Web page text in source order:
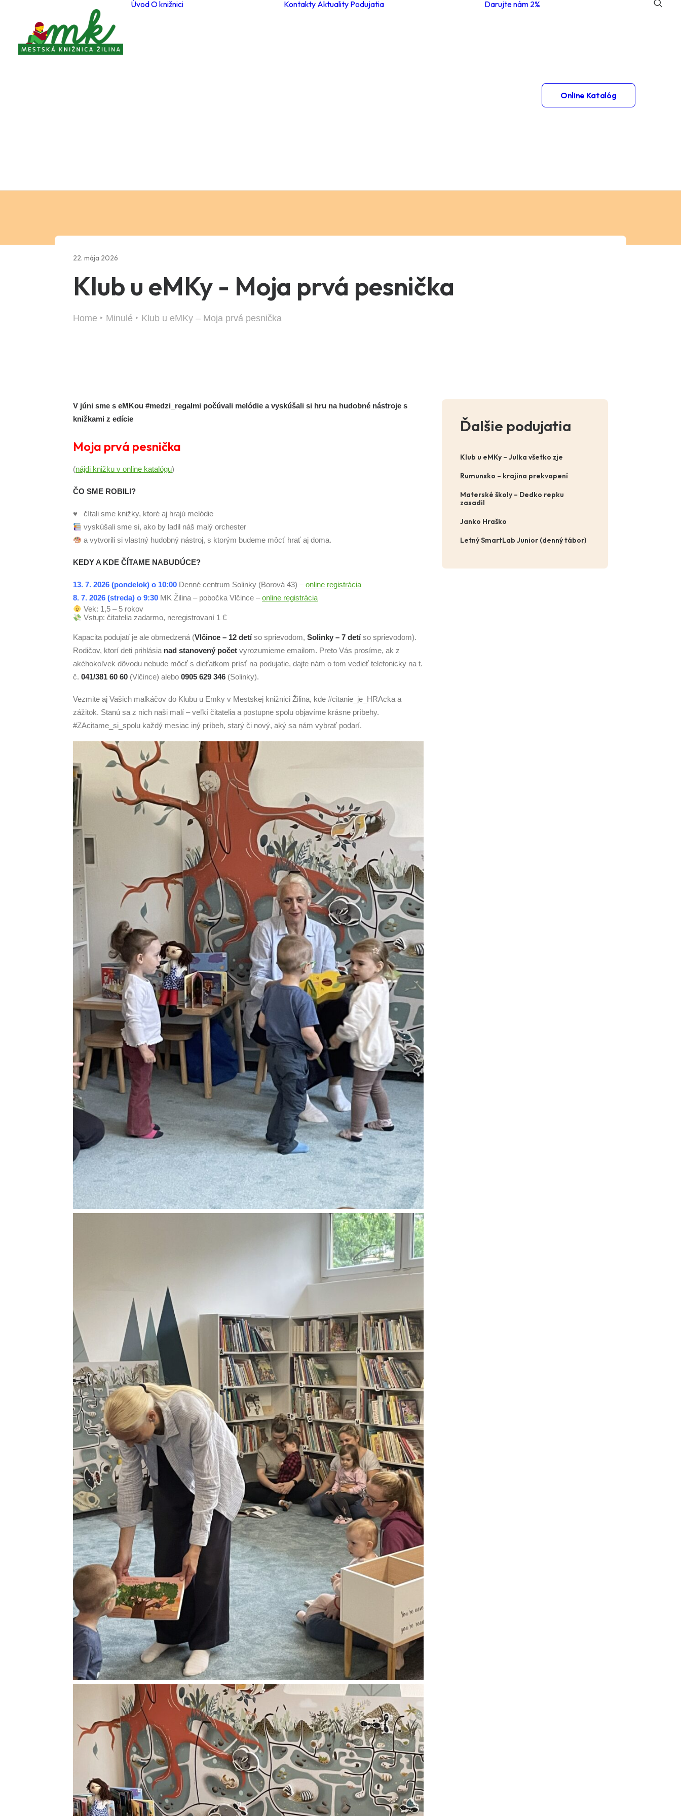
ÚvodO knižnici Kontakty Aktuality Podujatia Darujte nám 2%
Online Katalóg
22. mája 2026
Klub u eMKy - Moja prvá pesnička
Home Minulé Klub u eMKy – Moja prvá pesnička
V júni sme s eMKou #medzi_regalmi počúvali melódie a vyskúšali si hru na hudobné nástroje s
knižkami z edície
Moja prvá pesnička
(nájdi knižku v online katalógu)
ČO SME ROBILI?
♥ čítali sme knižky, ktoré aj hrajú melódie
vyskúšali sme si, ako by ladil náš malý orchester
a vytvorili si vlastný hudobný nástroj, s ktorým budeme môcť hrať aj doma.
KEDY A KDE ČÍTAME NABUDÚCE?
13. 7. 2026 (pondelok) o 10:00 Denné centrum Solinky (Borová 43) –online registrácia
8. 7. 2026 (streda) o 9:30 MK Žilina – pobočka Vlčince –online registrácia
Vek: 1,5 – 5 rokov
Vstup: čitatelia zadarmo, neregistrovaní 1 €
Kapacita podujatí je ale obmedzená (Vlčince – 12 detíso sprievodom, Solinky – 7 detíso sprievodom).
Rodičov, ktorí deti prihlásia nad stanovený počet vyrozumieme emailom. Preto Vás prosíme, ak z
akéhokoľvek dôvodu nebude môcť s dieťatkom prísť na podujatie, dajte nám o tom vedieť telefonicky na t.
č. 041/381 60 60 (Vlčince) alebo 0905 629 346 (Solinky).
Vezmite aj Vašich malkáčov do Klubu u Emky v Mestskej knižnici Žilina, kde #citanie_je_HRAcka a
zážitok. Stanú sa z nich naši malí – veľkí čitatelia a postupne spolu objavíme krásne príbehy.
#ZAcitame_si_spolu každý mesiac iný príbeh, starý či nový, aký sa nám vybrať podarí.
Ďalšie podujatia
Klub u eMKy – Julka všetko zje
Rumunsko – krajina prekvapení
Materské školy – Dedko repku
zasadil
Janko Hraško
Letný SmartLab Junior (denný tábor)